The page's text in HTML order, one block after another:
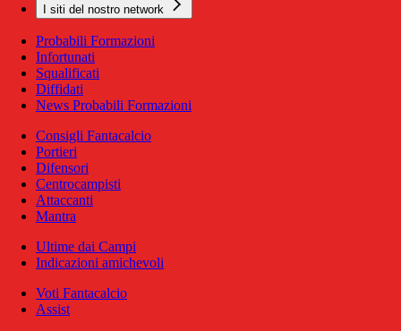
I siti del nostro network
Probabili Formazioni
Infortunati
Squalificati
Diffidati
News Probabili Formazioni
Consigli Fantacalcio
Portieri
Difensori
Centrocampisti
Attaccanti
Mantra
Ultime dai Campi
Indicazioni amichevoli
Voti Fantacalcio
Assist